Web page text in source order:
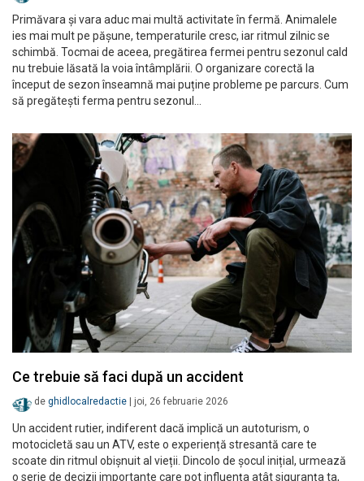
Primăvara și vara aduc mai multă activitate în fermă. Animalele
ies mai mult pe pășune, temperaturile cresc, iar ritmul zilnic se
schimbă. Tocmai de aceea, pregătirea fermei pentru sezonul cald
nu trebuie lăsată la voia întâmplării. O organizare corectă la
început de sezon înseamnă mai puține probleme pe parcurs. Cum
să pregătești ferma pentru sezonul…
Ce trebuie să faci după un accident
de ghidlocalredactie joi, 26 februarie 2026
Un accident rutier, indiferent dacă implică un autoturism, o
motocicletă sau un ATV, este o experiență stresantă care te
scoate din ritmul obișnuit al vieții. Dincolo de șocul inițial, urmează
o serie de decizii importante care pot influența atât siguranța ta,